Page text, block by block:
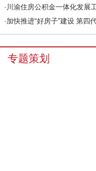
·川渝住房公积金一体化发展
·加快推进“好房子”建设 第四
专题策划